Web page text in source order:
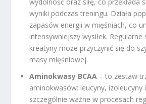
wyniki podczas treningu. Działa
zapasów energii w mięśniach, co
intensywniejszy wysiłek.
kreatyny może przyczynić się do
masy mięśniowej.
Aminokwasy BCAA – to zestaw
aminokwasów: leucyny, izoleucyny
szczególnie ważne w procesach